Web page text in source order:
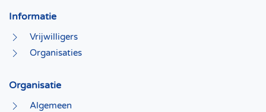
Informatie
Vrijwilligers
Organisaties
Organisatie
Algemeen